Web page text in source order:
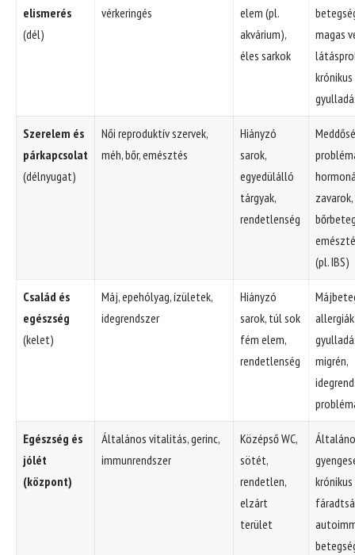
elismerés
(dél)
vérkeringés
elem (pl.
akvárium),
éles sarkok
magas
krónikus
Szerelem és
párkapcsolat
(délnyugat)
Női reproduktív szervek,
méh, bőr, emésztés
Hiányzó
sarok,
egyedülálló
tárgyak,
rendetlenség
zavarok,
(pl. IBS)
Család és
egészség
(kelet)
Máj, epehólyag, ízületek,
idegrendszer
Hiányzó
sarok, túl sok
fém elem,
rendetlenség
migrén,
Egészség és
jólét
(központ)
Általános vitalitás, gerinc,
immunrendszer
Középső WC,
sötét,
rendetlen,
elzárt
terület
krónikus